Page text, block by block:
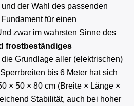
der Wahl des passenden
für einen
zwar im wahrsten Sinne des
frostbeständiges
die Grundlage aller (elektrischen)
bis 6 Meter hat sich
× 50 × 80 cm (Breite × Länge ×
Stabilität, auch bei hoher